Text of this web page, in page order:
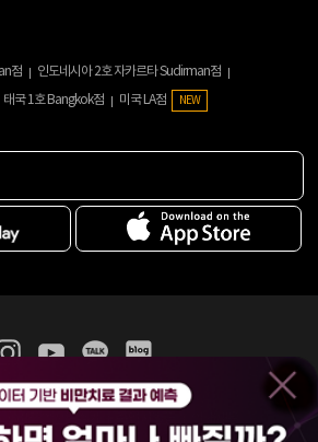
점
인도네시아 2호 자카르타 Sudirman점
태국 1호 Bangkok점 미국 LA점 NEW
의원 이용약관
홈페이지 이용약관
비급여진료수가